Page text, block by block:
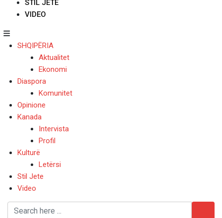
STIL JETE
VIDEO
SHQIPËRIA
Aktualitet
Ekonomi
Diaspora
Komunitet
Opinione
Kanada
Intervista
Profil
Kulturë
Letërsi
Stil Jete
Video